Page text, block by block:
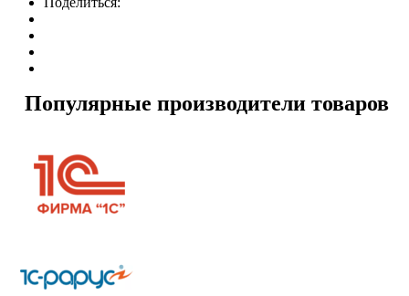
Популярные производители товаров